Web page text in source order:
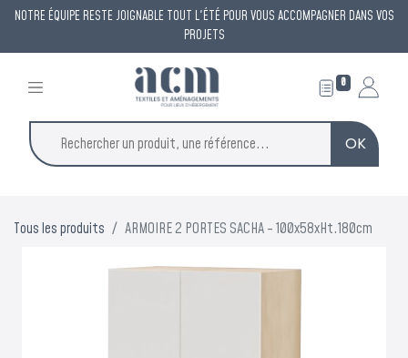
NOTRE ÉQUIPE RESTE JOIGNABLE TOUT L'ÉTÉ POUR VOUS ACCOMPAGNER DANS VOS
PROJETS
0
OK
Tous les produits ARMOIRE 2 PORTES SACHA - 100x58xHt.180cm